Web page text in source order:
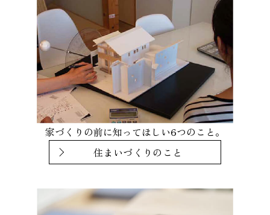
家づくりの前に知ってほしい6つのこと。
住まいづくりのこと